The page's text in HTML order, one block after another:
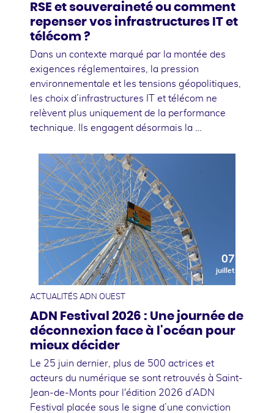
RSE et souveraineté ou comment
repenser vos infrastructures IT et
télécom ?
Dans un contexte marqué par la montée des
exigences réglementaires, la pression
environnementale et les tensions géopolitiques,
les choix d’infrastructures IT et télécom ne
relèvent plus uniquement de la performance
technique. Ils engagent désormais la …
07
juillet
ACTUALITÉS ADN OUEST
ADN Festival 2026 : Une journée de
déconnexion face à l'océan pour
mieux décider
Le 25 juin dernier, plus de 500 actrices et
acteurs du numérique se sont retrouvés à Saint-
Jean-de-Monts pour l'édition 2026 d’ADN
Festival placée sous le signe d’une conviction